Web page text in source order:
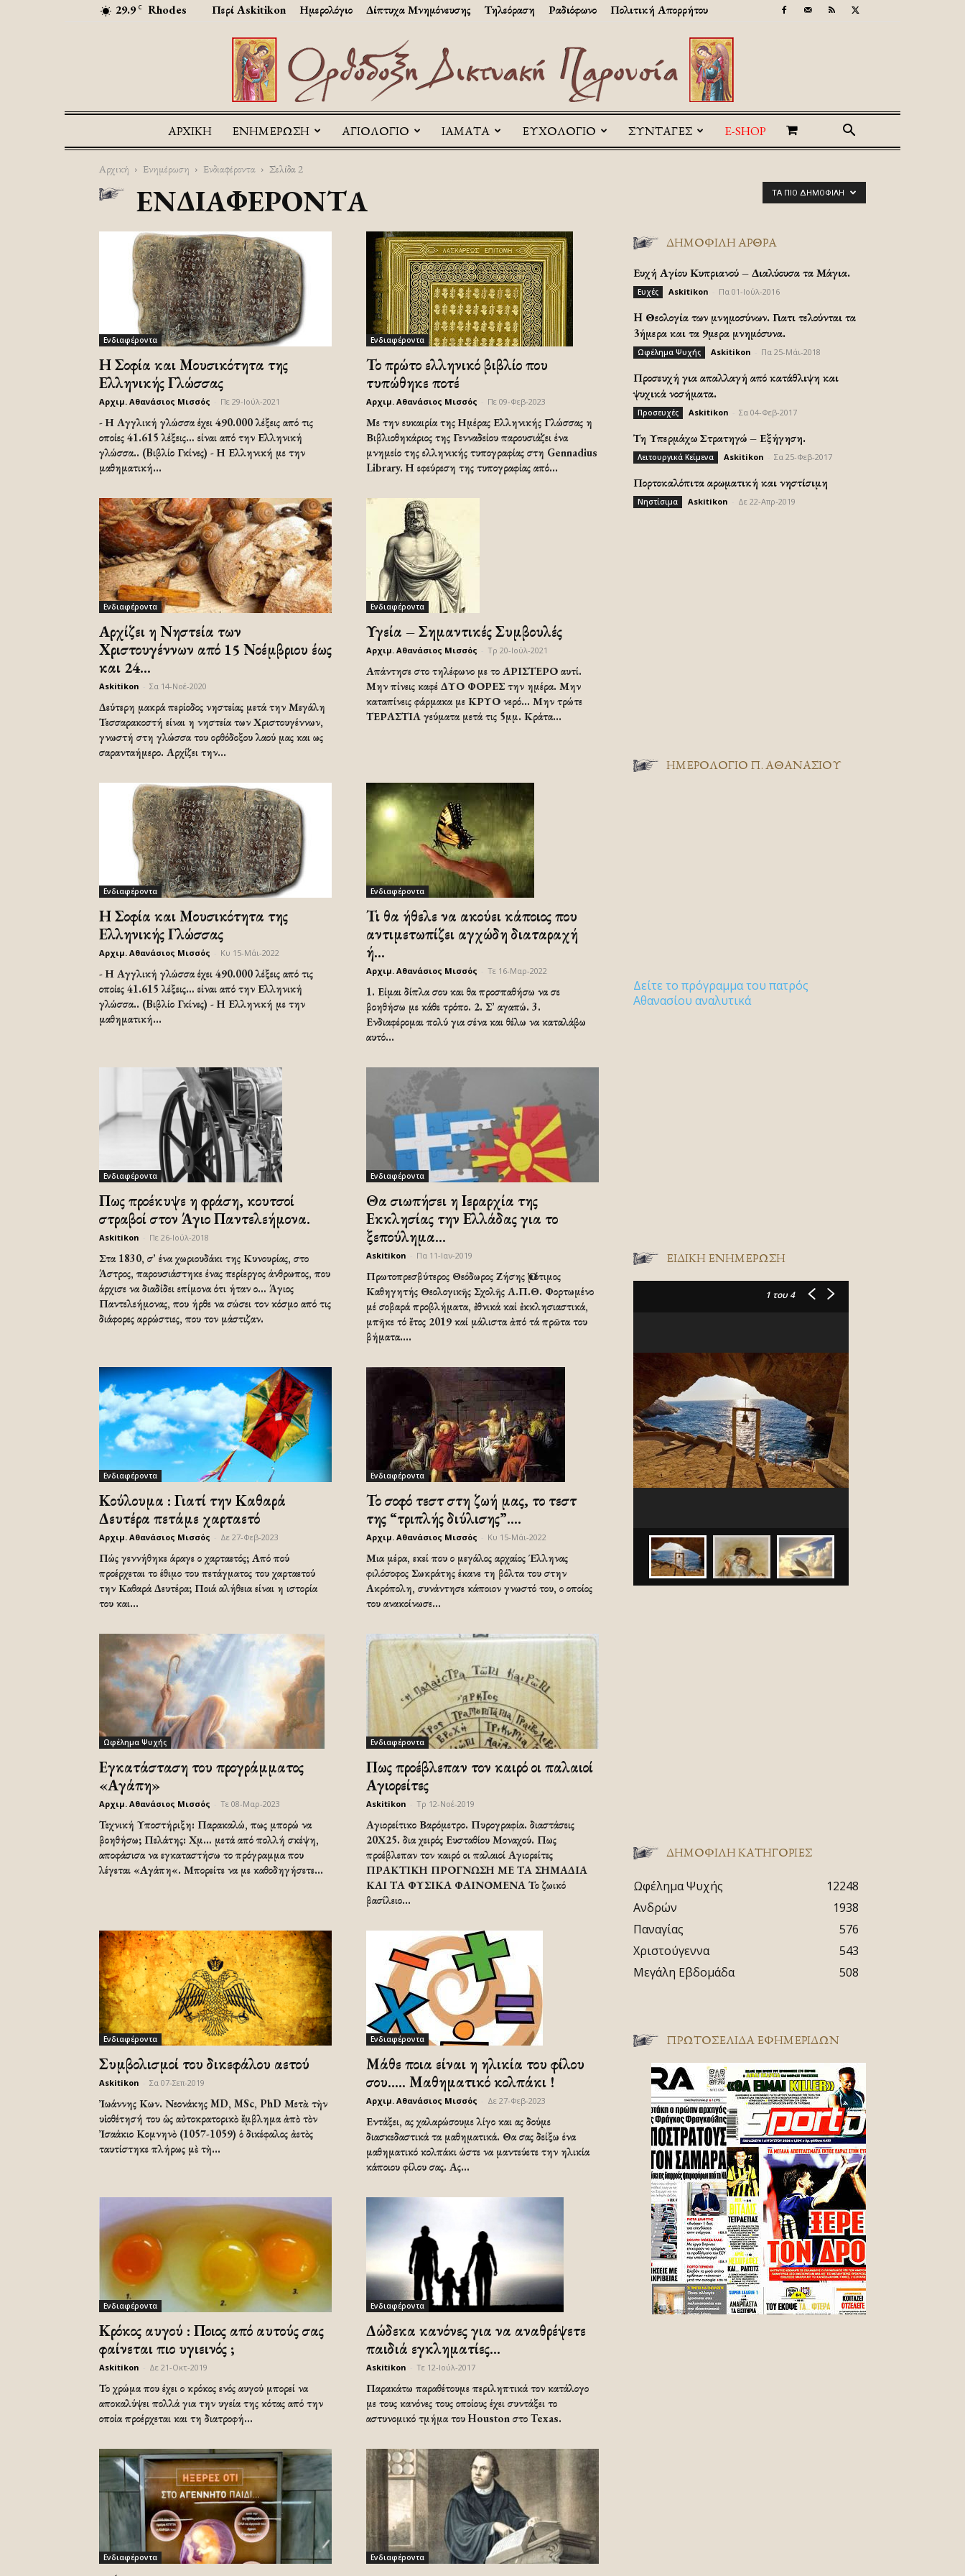
29.9 C Rhodes Περί Askitikon Ημερολόγιο Δίπτυχα Μνημόνευσης Τηλεόραση Ραδιόφωνο Πολιτική Απορρήτου
Askitikon
ΑΡΧΙΚΉ ΕΝΗΜΕΡΩΣΗ ΑΓΙΟΛΟΓΙΟ ΙΑΜΑΤΑ ΕΥΧΟΛΟΓΙΟ ΣΥΝΤΑΓΕΣ E-SHOP
Αρχική Ενημέρωση Ενδιαφέροντα Σελίδα 2
ΕΝΔΙΑΦΈΡΟΝΤΑ ΤΑ ΠΙΟ ΔΗΜΟΦΙΛΉ
Ενδιαφέροντα
Η Σοφία και Μουσικότητα της
Ελληνικής Γλώσσας
Αρχιμ. Αθανάσιος Μισσός Πε 29-Ιούλ-2021
- Η Αγγλική γλώσσα έχει 490.000 λέξεις από τις
οποίες 41.615 λέξεις… είναι από την Ελληνική
γλώσσα.. (Bιβλίο Γκίνες) - Η Ελληνική με την
μαθηματική...
Ενδιαφέροντα
Το πρώτο ελληνικό βιβλίο που
τυπώθηκε ποτέ
Αρχιμ. Αθανάσιος Μισσός Πε 09-Φεβ-2023
Με την ευκαιρία της Ημέρας Ελληνικής Γλώσσας η
Βιβλιοθηκάριος της Γενναδείου παρουσιάζει ένα
μνημείο της ελληνικής τυπογραφίας στη Gennadius
Library. Η εφεύρεση της τυπογραφίας από...
Ενδιαφέροντα
Αρχίζει η Νηστεία των
Χριστουγέννων από 15 Νοέμβριου έως
και 24...
Askitikon Σα 14-Νοέ-2020
Δεύτερη μακρά περίοδος νηστείας μετά την Μεγάλη
Τεσσαρακοστή είναι η νηστεία των Χριστουγέννων,
γνωστή στη γλώσσα του ορθόδοξου λαού μας και ως
σαρανταήμερο. Αρχίζει την...
Ενδιαφέροντα
Υγεία – Σημαντικές Συμβουλές
Αρχιμ. Αθανάσιος Μισσός Τρ 20-Ιούλ-2021
Απάντησε στο τηλέφωνο με το ΑΡΙΣΤΕΡΟ αυτί.
Μην πίνεις καφέ ΔΥΟ ΦΟΡΕΣ την ημέρα. Μην
καταπίνεις φάρμακα με ΚΡΥΟ νερό... Μην τρώτε
ΤΕΡΑΣΤΙΑ γεύματα μετά τις 5μμ. Κράτα...
Ενδιαφέροντα
Η Σοφία και Μουσικότητα της
Ελληνικής Γλώσσας
Αρχιμ. Αθανάσιος Μισσός Κυ 15-Μάι-2022
- Η Αγγλική γλώσσα έχει 490.000 λέξεις από τις
οποίες 41.615 λέξεις… είναι από την Ελληνική
γλώσσα.. (Bιβλίο Γκίνες) - Η Ελληνική με την
μαθηματική...
Ενδιαφέροντα
Τι θα ήθελε να ακούει κάποιος που
αντιμετωπίζει αγχώδη διαταραχή
ή...
Αρχιμ. Αθανάσιος Μισσός Τε 16-Μαρ-2022
1. Είμαι δίπλα σου και θα προσπαθήσω να σε
βοηθήσω με κάθε τρόπο. 2. Σ’ αγαπώ. 3.
Ενδιαφέρομαι πολύ για σένα και θέλω να καταλάβω
αυτό...
Ενδιαφέροντα
Πως προέκυψε η φράση, κουτσοί
στραβοί στον Άγιο Παντελεήμονα.
Askitikon Πε 26-Ιούλ-2018
Στα 1830, σ’ ένα χωριουδάκι της Κυνουρίας, στο
Άστρος, παρουσιάστηκε ένας περίεργος άνθρωπος, που
άρχισε να διαδίδει επίμονα ότι ήταν ο… Άγιος
Παντελεήμονας, που ήρθε να σώσει τον κόσμο από τις
διάφορες αρρώστιες, που τον μάστιζαν.
Ενδιαφέροντα
Θα σιωπήσει η Ιεραρχία της
Εκκλησίας την Ελλάδας για το
ξεπούλημα...
Askitikon Πα 11-Ιαν-2019
Πρωτοπρεσβύτερος Θεόδωρος Ζήσης Ὁμότιμος
Καθηγητής Θεολογικῆς Σχολῆς Α.Π.Θ. Φορτωμένο
μέ σοβαρά προβλήματα, ἐθνικά καί ἐκκλησιαστικά,
μπῆκε τό ἔτος 2019 καί μάλιστα ἀπό τά πρῶτα του
βήματα....
Ενδιαφέροντα
Κούλουμα : Γιατί την Καθαρά
Δευτέρα πετάμε χαρταετό
Αρχιμ. Αθανάσιος Μισσός Δε 27-Φεβ-2023
Πώς γεννήθηκε άραγε ο χαρταετός; Από πού
προέρχεται το έθιμο του πετάγματος του χαρταετού
την Καθαρά Δευτέρα; Ποιά αλήθεια είναι η ιστορία
του και...
Ενδιαφέροντα
Το σοφό τεστ στη ζωή μας, το τεστ
της “τριπλής διύλισης”....
Αρχιμ. Αθανάσιος Μισσός Κυ 15-Μάι-2022
Μια μέρα, εκεί που ο μεγάλος αρχαίος Έλληνας
φιλόσοφος Σωκράτης έκανε τη βόλτα του στην
Ακρόπολη, συνάντησε κάποιον γνωστό του, ο οποίος
του ανακοίνωσε...
Ωφέλημα Ψυχής
Εγκατάσταση του προγράμματος
«Αγάπη»
Αρχιμ. Αθανάσιος Μισσός Τε 08-Μαρ-2023
Τεχνική Υποστήριξη: Παρακαλώ, πως μπορώ να
βοηθήσω; Πελάτης: Χμ… μετά από πολλή σκέψη,
αποφάσισα να εγκαταστήσω το πρόγραμμα που
λέγεται «Αγάπη«. Μπορείτε να με καθοδηγήσετε...
Ενδιαφέροντα
Πως προέβλεπαν τον καιρό οι παλαιοί
Αγιορείτες
Askitikon Τρ 12-Νοέ-2019
Αγιορείτικο Βαρόμετρο. Πυρογραφία. διαστάσεις
20Χ25. δια χειρός Ευσταθίου Μοναχού. Πως
προέβλεπαν τον καιρό οι παλαιοί Αγιορείτες
ΠΡΑΚΤΙΚΗ ΠΡΟΓΝΩΣΗ ΜΕ ΤΑ ΣΗΜΑΔΙΑ
ΚΑΙ ΤΑ ΦΥΣΙΚΑ ΦΑΙΝΟΜΕΝΑ Το ζωικό
βασίλειο...
Ενδιαφέροντα
Συμβολισμοί του δικεφάλου αετού
Askitikon Σα 07-Σεπ-2019
Ἰωάννης Κων. Νεονάκης MD, MSc, PhD Μετὰ τὴν
υἱοθέτησή του ὡς αὐτοκρατορικὸ ἔμβλημα ἀπὸ τὸν
Ἰσαάκιο Κομνηνὸ (1057-1059) ὁ δικέφαλος ἀετὸς
ταυτίστηκε πλήρως μὲ τὴ...
Ενδιαφέροντα
Μάθε ποια είναι η ηλικία του φίλου
σου….. Μαθηματικό κολπάκι !
Αρχιμ. Αθανάσιος Μισσός Δε 27-Φεβ-2023
Εντάξει, ας χαλαρώσουμε λίγο και ας δούμε
διασκεδαστικά τα μαθηματικά. Θα σας δείξω ένα
μαθηματικό κολπάκι ώστε να μαντεύετε την ηλικία
κάποιου φίλου σας. Ας...
Ενδιαφέροντα
Κρόκος αυγού : Ποιος από αυτούς σας
φαίνεται πιο υγιεινός ;
Askitikon Δε 21-Οκτ-2019
Το χρώμα που έχει ο κρόκος ενός αυγού μπορεί να
αποκαλύψει πολλά για την υγεία της κότας από την
οποία προέρχεται και τη διατροφή...
Ενδιαφέροντα
Δώδεκα κανόνες για να αναθρέψετε
παιδιά εγκληματίες…
Askitikon Τε 12-Ιούλ-2017
Παρακάτω παραθέτουμε περιληπτικά τον κατάλογο
με τους κανόνες τους οποίους έχει συντάξει το
αστυνομικό τμήμα του Houston στο Texas.
Ενδιαφέροντα Ενδιαφέροντα
ΔΗΜΟΦΙΛΗ ΑΡΘΡΑ
Ευχή Αγίου Κυπριανού – Διαλύουσα τα Μάγια.
Ευχές Askitikon Πα 01-Ιούλ-2016
H Θεολογία των μνημοσύνων. Γιατι τελούνται τα
3ήμερα και τα 9μερα μνημόσυνα.
Ωφέλημα Ψυχής Askitikon Πα 25-Μάι-2018
Προσευχή για απαλλαγή από κατάθλιψη και
ψυχικά νοσήματα.
Προσευχές Askitikon Σα 04-Φεβ-2017
Τη Υπερμάχω Στρατηγώ – Εξήγηση.
Λειτουργικά Κείμενα Askitikon Σα 25-Φεβ-2017
Πορτοκαλόπιτα αρωματική και νηστίσιμη
Νηστίσιμα Askitikon Δε 22-Απρ-2019
ΗΜΕΡΟΛΟΓΙΟ Π. ΑΘΑΝΑΣΙΟΥ
Δείτε το πρόγραμμα του πατρός
Αθανασίου αναλυτικά
ΕΙΔΙΚΉ ΕΝΗΜΈΡΩΣΗ
1 του 4
ΔΗΜΟΦΙΛΗ ΚΑΤΗΓΟΡΙΕΣ
Ωφέλημα Ψυχής
12248
Ανδρών
1938
Παναγίας
576
Χριστούγεννα
543
Μεγάλη Εβδομάδα
508
ΠΡΩΤΟΣΈΛΙΔΑ ΕΦΗΜΕΡΊΔΩΝ